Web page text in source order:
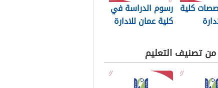
كلية رسوم الدراسة في
كلية عمان للادارة
تصنيف التعليم